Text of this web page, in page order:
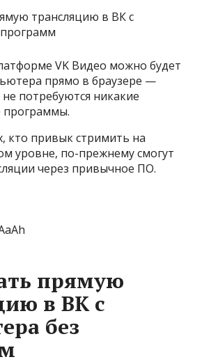
VK Видео можно будет
прямо в браузере —
потребуются никакие
программы.
кто привык стримить на
уровне, по-прежнему смогут
через привычное ПО.
прямую
в ВК с
без